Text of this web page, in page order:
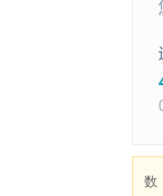
数